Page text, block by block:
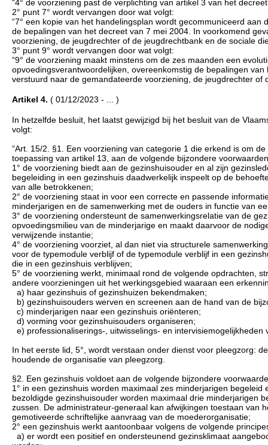
“4° de voorziening past de verplichting van artikel 3 van het
2° punt 7° wordt vervangen door wat volgt:
“7° een kopie van het handelingsplan wordt gecommuniceerd
de bepalingen van het decreet van 7 mei 2004. In voorkomend
voorziening, de jeugdrechter of de jeugdrechtbank en de sociale
3° punt 9° wordt vervangen door wat volgt:
“9° de voorziening maakt minstens om de zes maanden een
opvoedingsverantwoordelijken, overeenkomstig de bepalingen
verstuurd naar de gemandateerde voorziening, de jeugdrechter of
Artikel 4. ( 01/12/2023 - ... )
In hetzelfde besluit, het laatst gewijzigd bij het besluit van de
volgt:
“Art. 15/2. §1. Een voorziening van categorie 1 die erkend is om
toepassing van artikel 13, aan de volgende bijzondere
1° de voorziening biedt aan de gezinshuisouder en al zijn
begeleiding in een gezinshuis daadwerkelijk inspeelt op de
van alle betrokkenen;
2° de voorziening staat in voor een correcte en passende
minderjarigen en de samenwerking met de ouders in functie van
3° de voorziening ondersteunt de samenwerkingsrelatie van de
opvoedingsmilieu van de minderjarige en maakt daarvoor de
verwijzende instantie;
4° de voorziening voorziet, al dan niet via structurele
voor de typemodule verblijf of de typemodule verblijf in een
die in een gezinshuis verblijven;
5° de voorziening werkt, minimaal rond de volgende opdrachten,
andere voorzieningen uit het werkingsgebied waaraan een
a) haar gezinshuis of gezinshuizen bekendmaken;
b) gezinshuisouders werven en screenen aan de hand van de
c) minderjarigen naar een gezinshuis oriënteren;
d) vorming voor gezinshuisouders organiseren;
e) professionaliserings-, uitwisselings- en
In het eerste lid, 5°, wordt verstaan onder dienst voor pleegzorg:
houdende de organisatie van pleegzorg.
§2. Een gezinshuis voldoet aan de volgende bijzondere
1° in een gezinshuis worden maximaal zes minderjarigen
bezoldigde gezinshuisouder worden maximaal drie minderjarigen
zussen. De administrateur-generaal kan afwijkingen toestaan van
gemotiveerde schriftelijke aanvraag van de moederorganisatie;
2° een gezinshuis werkt aantoonbaar volgens de volgende
a) er wordt een positief en ondersteunend gezinsklimaat